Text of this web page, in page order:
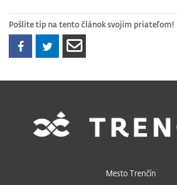
Pošlite tip na tento článok svojim priateľom!
Mesto Trenčín